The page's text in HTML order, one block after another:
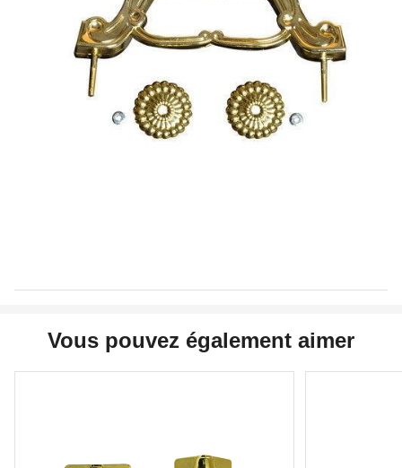
Vous pouvez également aimer